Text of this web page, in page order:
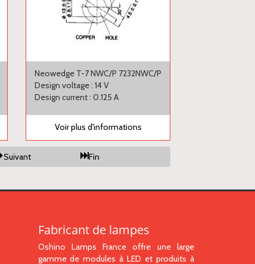
Neowedge T-7 NWC/P 7232NWC/P
Design voltage : 14 V
Design current : 0.125 A
Voir plus d'informations
Suivant Fin
Fabricant de lampes
Oshino Lamps France offre une large
gamme de modules à LED et produits à